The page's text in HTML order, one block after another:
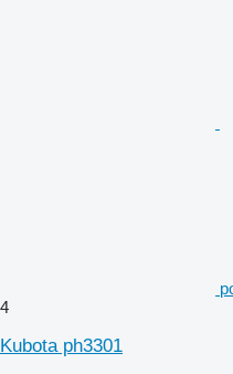
4
Kubota ph3301